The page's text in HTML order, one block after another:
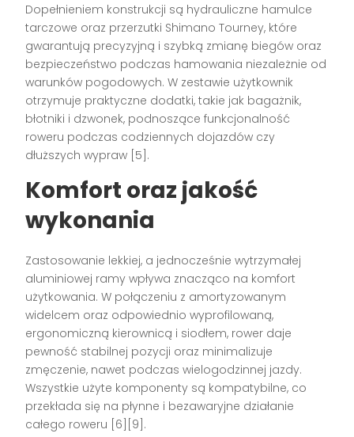
Dopełnieniem konstrukcji są hydrauliczne hamulce
tarczowe oraz przerzutki Shimano Tourney, które
gwarantują precyzyjną i szybką zmianę biegów oraz
bezpieczeństwo podczas hamowania niezależnie od
warunków pogodowych. W zestawie użytkownik
otrzymuje praktyczne dodatki, takie jak bagażnik,
błotniki i dzwonek, podnoszące funkcjonalność
roweru podczas codziennych dojazdów czy
dłuższych wypraw [5] .
Komfort oraz jakość
wykonania
Zastosowanie lekkiej, a jednocześnie wytrzymałej
aluminiowej ramy wpływa znacząco na komfort
użytkowania. W połączeniu z amortyzowanym
widelcem oraz odpowiednio wyprofilowaną,
ergonomiczną kierownicą i siodłem, rower daje
pewność stabilnej pozycji oraz minimalizuje
zmęczenie, nawet podczas wielogodzinnej jazdy.
Wszystkie użyte komponenty są kompatybilne, co
przekłada się na płynne i bezawaryjne działanie
całego roweru [6][9] .